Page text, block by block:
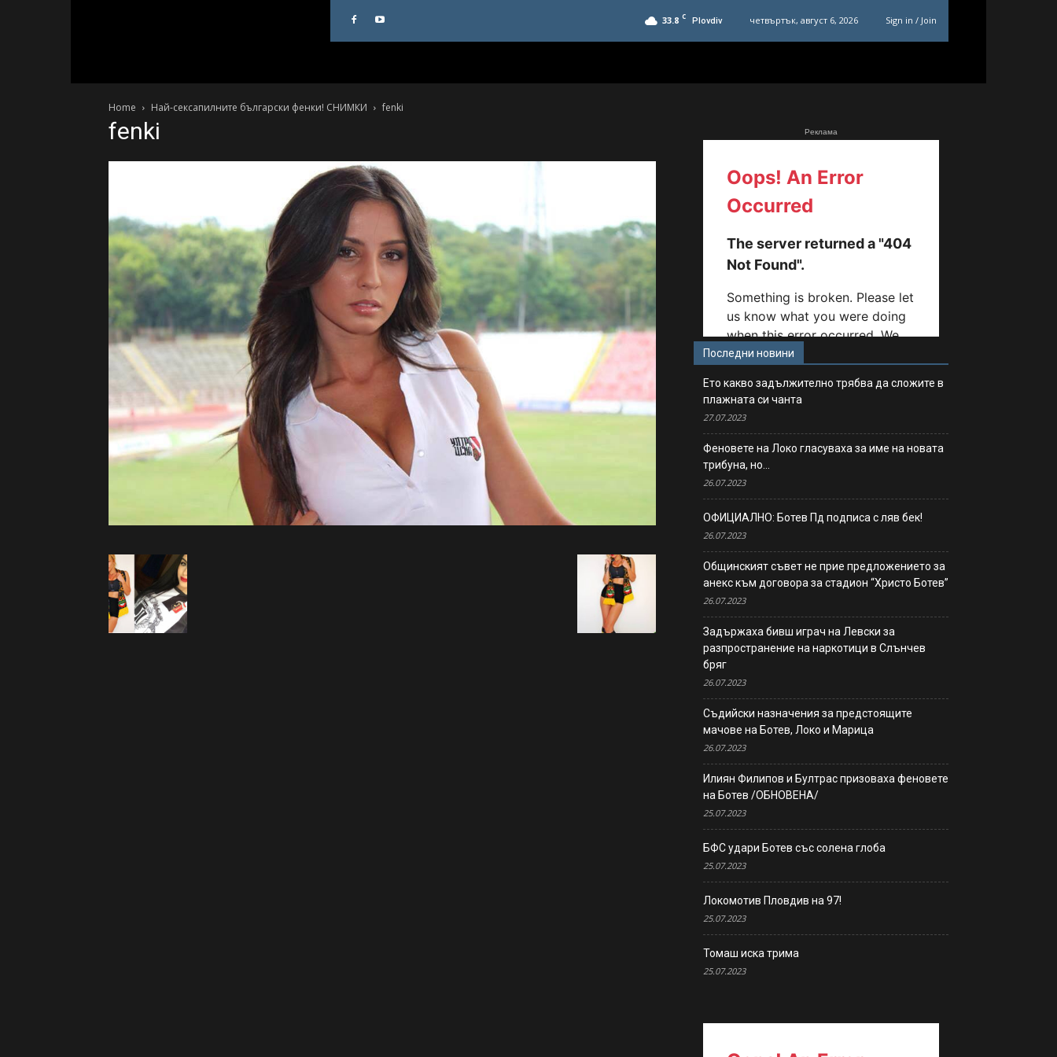
33.8 C Plovdiv четвъртък, август 6, 2026 Sign in / Join
Home Най-сексапилните български фенки! СНИМКИ fenki
fenki Реклама
Последни новини
Ето какво задължително трябва да сложите в
плажната си чанта
27.07.2023
Феновете на Локо гласуваха за име на новата
трибуна, но…
26.07.2023
ОФИЦИАЛНО: Ботев Пд подписа с ляв бек!
26.07.2023
Общинският съвет не прие предложението за
анекс към договора за стадион “Христо Ботев”
26.07.2023
Задържаха бивш играч на Левски за
разпространение на наркотици в Слънчев
бряг
26.07.2023
Съдийски назначения за предстоящите
мачове на Ботев, Локо и Марица
26.07.2023
Илиян Филипов и Бултрас призоваха феновете
на Ботев /ОБНОВЕНА/
25.07.2023
БФС удари Ботев със солена глоба
25.07.2023
Локомотив Пловдив на 97!
25.07.2023
Томаш иска трима
25.07.2023